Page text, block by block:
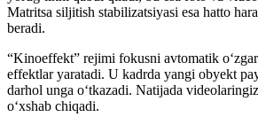
Matritsa siljitish stabilizatsiyasi esa hatto
beradi.
“Kinoeffekt” rejimi fokusni avtomatik
effektlar yaratadi. U kadrda yangi obyekt
darhol unga o‘tkazadi. Natijada
o‘xshab chiqadi.